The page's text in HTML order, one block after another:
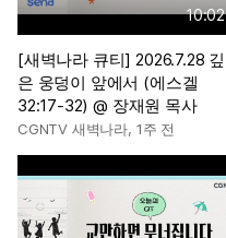
10:02
[새벽나라 큐티] 2026.7.28 깊
은 웅덩이 앞에서 (에스겔
32:17-32) @ 장재원 목사
CGNTV 새벽나라, 1주 전